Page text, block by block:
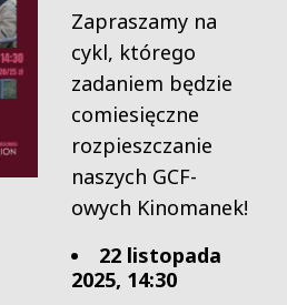
Zapraszamy na
cykl, którego
zadaniem będzie
comiesięczne
rozpieszczanie
naszych GCF-
owych Kinomanek!
22 listopada
2025, 14:30